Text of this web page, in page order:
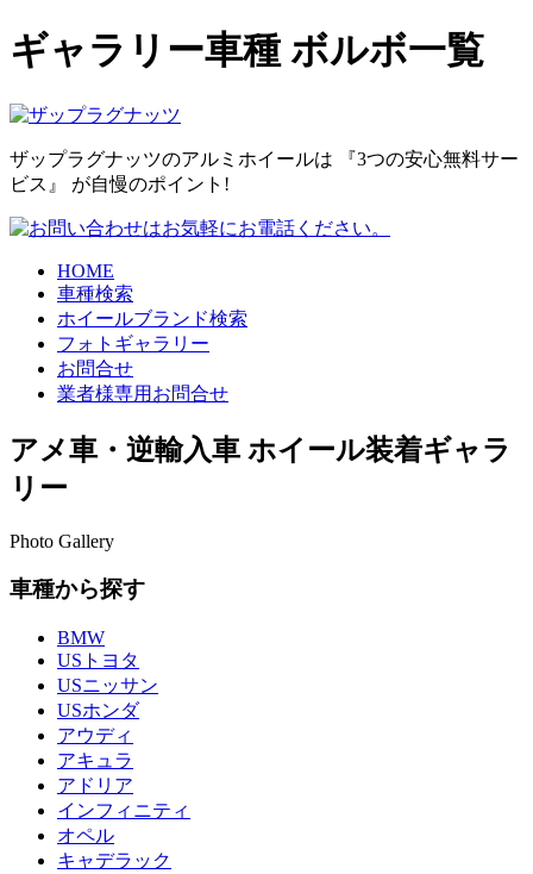
ギャラリー車種 ボルボ一覧
ザップラグナッツのアルミホイールは
『3つの安心無料サー
ビス』 が自慢のポイント!
HOME
車種検索
ホイールブランド検索
フォトギャラリー
お問合せ
業者様専用お問合せ
アメ車・逆輸入車 ホイール装着ギャラ
リー
Photo Gallery
車種から探す
BMW
USトヨタ
USニッサン
USホンダ
アウディ
アキュラ
アドリア
インフィニティ
オペル
キャデラック